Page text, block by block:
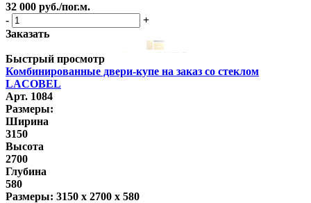
32 000 руб./пог.м.
-
+
Заказать
Быстрый просмотр
Комбинированные двери-купе на заказ со стеклом
LACOBEL
Арт. 1084
Размеры:
Ширина
3150
Высота
2700
Глубина
580
Размеры: 3150 x 2700 x 580